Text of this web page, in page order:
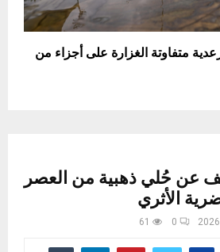
متفاوتة الغزارة على أجزاء من
عن حُلي ذهبية من العصر
الأثري
0
61